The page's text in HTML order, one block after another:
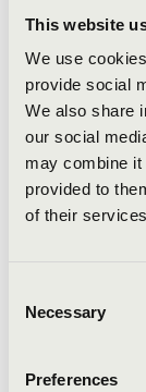
This website
We use
provide social
We also share
our social
may combine it
provided to
of their
Selection
Necessary
Preferences
Simon Johnson
MŰSOR:
Spiritus
Christopher
Veni creator
Hodie
Palestrina: